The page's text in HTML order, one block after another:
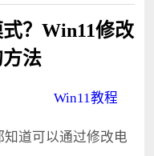
？Win11修改
法
Win11教程
道可以通过修改电